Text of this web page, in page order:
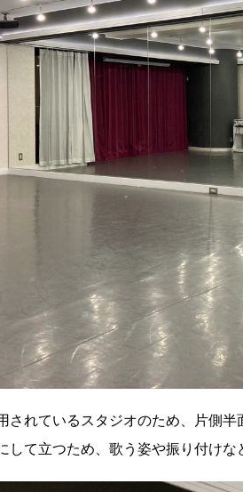
されているスタジオのため、片側半
して立つため、歌う姿や振り付け